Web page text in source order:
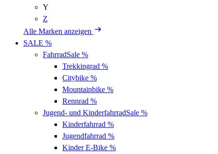
Y
Z
Alle Marken anzeigen
SALE %
FahrradSale %
Trekkingrad %
Citybike %
Mountainbike %
Rennrad %
Jugend- und KinderfahrradSale %
Kinderfahrrad %
Jugendfahrrad %
Kinder E-Bike %